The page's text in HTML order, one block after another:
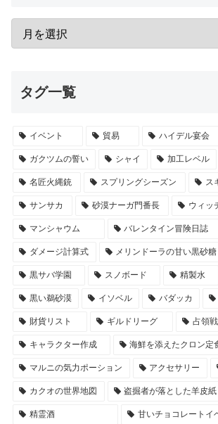
タグ一覧
イベント 貿易 ハイデル宴会
ガクツムの誓い シャイ 加工レベル
名匠火縄銃 スプリングシーズン ス
サンサカ 砂漠ナーガ門番長 ウィッ
マンシャウム バレンタイン冒険日誌
ダメージ計算式 メリンドーラの甘い黒砂糖
黒サバ学園 スノボード 精製水
黒い鵜砂漠 イソベル バダッカ
財貨リスト ギルドリーグ 占領戦
キャラクター作成 海鮮を添えたクロン定
マルニの気力ポーション アクセサリー
カクオの世界地図 盗掘者が落とした羊皮紙
精霊酒 甘いチョコレートイ